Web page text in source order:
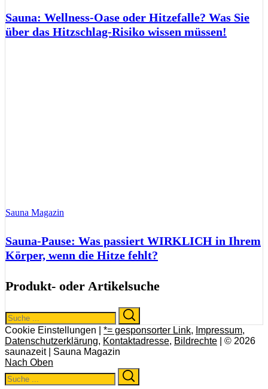
Sauna: Wellness-Oase oder Hitzefalle? Was Sie
über das Hitzschlag-Risiko wissen müssen!
Sauna Magazin
Sauna-Pause: Was passiert WIRKLICH in Ihrem
Körper, wenn die Hitze fehlt?
Produkt- oder Artikelsuche
Search
for:
Cookie Einstellungen | *= gesponsorter Link, Impressum,
Datenschutzerklärung, Kontaktadresse, Bildrechte | © 2026
saunazeit | Sauna Magazin
Nach Oben
Search
for: